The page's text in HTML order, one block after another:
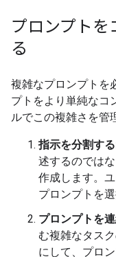
プロンプト
る
複雑なプロンプトを
プトをより単純なコ
ルでこの複雑さを管
指示を分割す
述するのでは
作成します。
プロンプトを選
プロンプトを
む複雑なタス
にして、プロ